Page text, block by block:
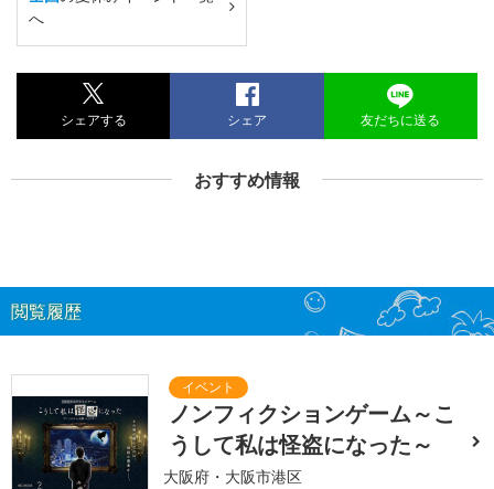
へ
シェアする シェア 友だちに送る
おすすめ情報
閲覧履歴
ノンフィクションゲーム～こ
うして私は怪盗になった～
大阪府・大阪市港区